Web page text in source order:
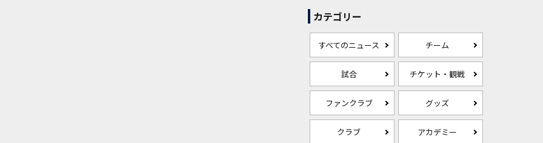
カテゴリー
すべてのニュース チーム
試合 チケット・観戦
ファンクラブ グッズ
クラブ アカデミー